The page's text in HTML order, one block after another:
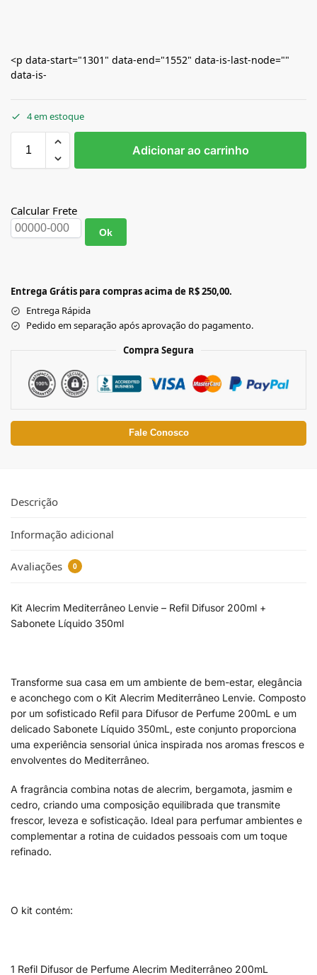
<p data-start="1301" data-end="1552" data-is-last-node=""
data-is-
4 em estoque
Adicionar ao carrinho
Calcular Frete
Ok
Entrega Grátis para compras acima de R$ 250,00.
Entrega Rápida
Pedido em separação após aprovação do pagamento.
Compra Segura
Fale Conosco
Descrição
Informação adicional
Avaliações 0
Kit Alecrim Mediterrâneo Lenvie – Refil Difusor 200ml +
Sabonete Líquido 350ml
Transforme sua casa em um ambiente de bem-estar, elegância
e aconchego com o Kit Alecrim Mediterrâneo Lenvie. Composto
por um sofisticado Refil para Difusor de Perfume 200mL e um
delicado Sabonete Líquido 350mL, este conjunto proporciona
uma experiência sensorial única inspirada nos aromas frescos e
envolventes do Mediterrâneo.
A fragrância combina notas de alecrim, bergamota, jasmim e
cedro, criando uma composição equilibrada que transmite
frescor, leveza e sofisticação. Ideal para perfumar ambientes e
complementar a rotina de cuidados pessoais com um toque
refinado.
O kit contém:
1 Refil Difusor de Perfume Alecrim Mediterrâneo 200mL